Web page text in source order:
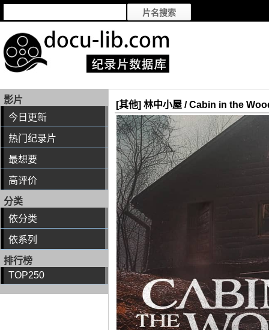
影片
今日更新
热门纪录片
最想要
高评价
分类
依分类
依系列
排行榜
TOP250
[其他] 林中小屋 / Cabin in the